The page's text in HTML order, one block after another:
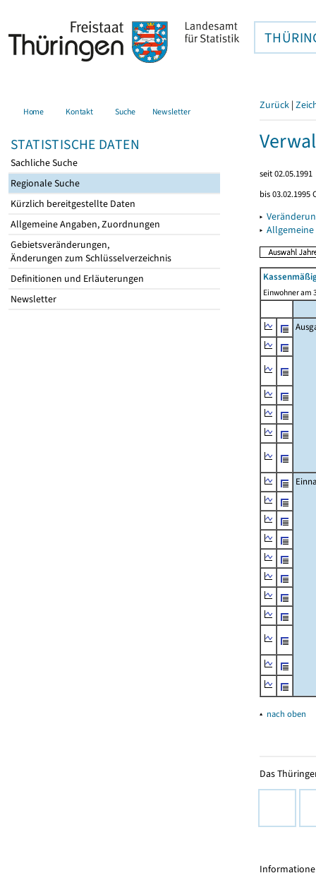
Home Kontakt Suche Newsletter
STATISTISCHE DATEN
Sachliche Suche
Regionale Suche
Kürzlich bereitgestellte Daten
Allgemeine Angaben, Zuordnungen
Gebietsveränderungen,
Änderungen zum Schlüsselverzeichnis
Definitionen und Erläuterungen
Newsletter
Zurück |
seit 02.05.1991
bis 03.02.1995
▸
▸
Einwohner am
▴ nach oben
Das